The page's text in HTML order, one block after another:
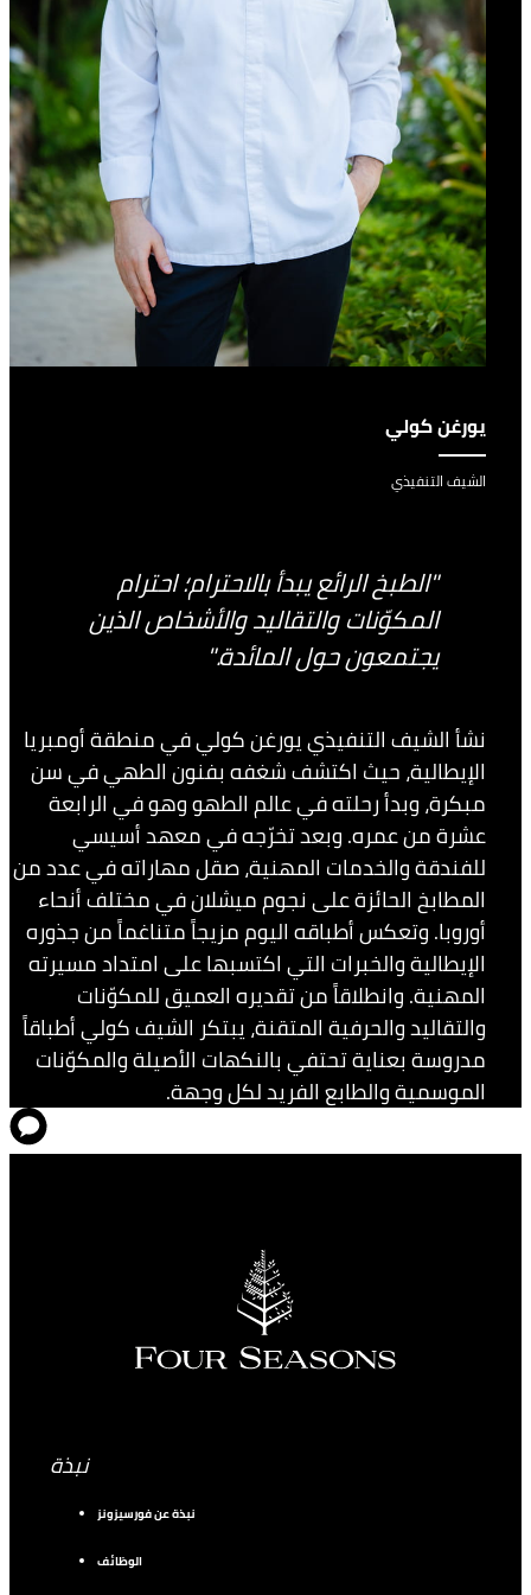
يورغن كولي
الشيف التنفيذي
نشأ الشيف التنفيذي يورغن كولي في منطقة أومبريا
الإيطالية، حيث اكتشف شغفه بفنون الطهي في سن
مبكرة، وبدأ رحلته في عالم الطهو وهو في الرابعة
عشرة من عمره. وبعد تخرّجه في معهد أسيسي
للفندقة والخدمات المهنية، صقل مهاراته في عدد من
المطابخ الحائزة على نجوم ميشلان في مختلف أنحاء
أوروبا. وتعكس أطباقه اليوم مزيجاً متناغماً من جذوره
الإيطالية والخبرات التي اكتسبها على امتداد مسيرته
المهنية. وانطلاقاً من تقديره العميق للمكوّنات
والتقاليد والحرفية المتقنة، يبتكر الشيف كولي أطباقاً
مدروسة بعناية تحتفي بالنكهات الأصيلة والمكوّنات
الموسمية والطابع الفريد لكل وجهة.
"الطبخ الرائع يبدأ بالاحترام؛ احترام
المكوّنات والتقاليد والأشخاص الذين
يجتمعون حول المائدة."
نبذة
نبذة عن فورسيزونز
الوظائف